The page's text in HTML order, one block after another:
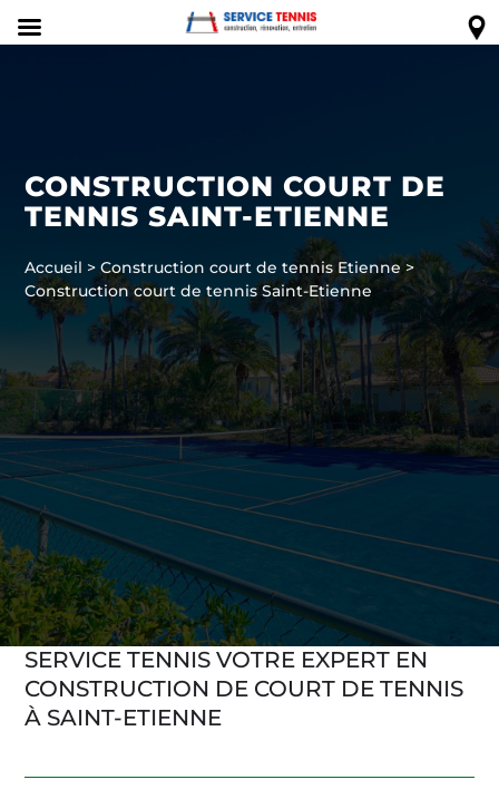
CONSTRUCTION COURT DE
TENNIS SAINT-ETIENNE
Accueil > Construction court de tennis Etienne >
Construction court de tennis Saint-Etienne
SERVICE TENNIS VOTRE EXPERT EN
CONSTRUCTION DE COURT DE TENNIS
À SAINT-ETIENNE